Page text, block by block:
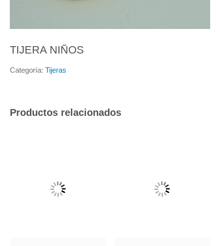
TIJERA NIÑOS
Categoría: Tijeras
Productos relacionados